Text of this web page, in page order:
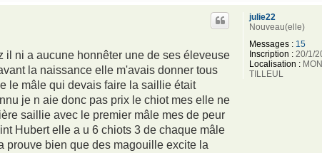
julie22
Nouveau(elle)
Messages : 15
Inscription : 20/1/
Localisation :
TILLEUL
ni a aucune honnêter une de ses éleveuse
la naissance elle m'avais donner tous
le mâle qui devais faire la saillie était
je n aie donc pas prix le chiot mes elle ne
saillie avec le premier mâle mes de peur
Hubert elle a u 6 chiots 3 de chaque mâle
prouve bien que des magouille excite la